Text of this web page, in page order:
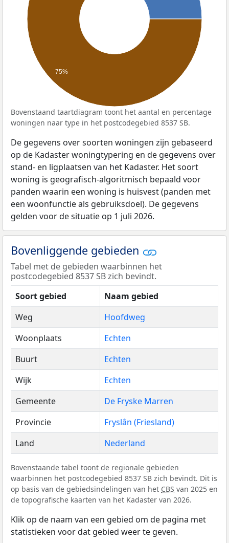
75%
Bovenstaand taartdiagram toont het aantal en percentage
woningen naar type in het postcodegebied 8537 SB.
De gegevens over soorten woningen zijn gebaseerd
op de Kadaster woningtypering en de gegevens over
stand- en ligplaatsen van het Kadaster. Het soort
woning is geografisch-algoritmisch bepaald voor
panden waarin een woning is huisvest (panden met
een woonfunctie als gebruiksdoel). De gegevens
gelden voor de situatie op 1 juli 2026.
Bovenliggende gebieden
Tabel met de gebieden waarbinnen het
postcodegebied 8537 SB zich bevindt.
Soort gebied
Naam gebied
Weg
Hoofdweg
Woonplaats
Echten
Buurt
Echten
Wijk
Echten
Gemeente
De Fryske Marren
Provincie
Fryslân (Friesland)
Land
Nederland
Bovenstaande tabel toont de regionale gebieden
waarbinnen het postcodegebied 8537 SB zich bevindt. Dit is
op basis van de gebiedsindelingen van het CBS van 2025 en
de topografische kaarten van het Kadaster van 2026.
Klik op de naam van een gebied om de pagina met
statistieken voor dat gebied weer te geven.